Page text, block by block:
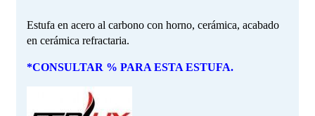
Estufa en acero al carbono con horno, cerámica, acabado
en cerámica refractaria.
*CONSULTAR % PARA ESTA ESTUFA.